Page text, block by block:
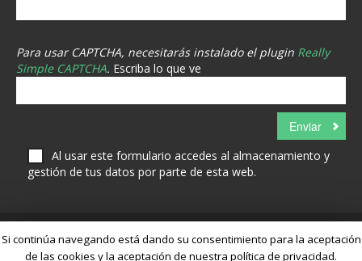
Para usar CAPTCHA, necesitarás instalado el plugin Really
Simple CAPTCHA. Escriba lo que ve
Al usar este formulario accedes al almacenamiento y
gestión de tus datos por parte de esta web.
Si continúa navegando está dando su consentimiento para la aceptación
de las cookies y la aceptación de nuestra política de privacidad.